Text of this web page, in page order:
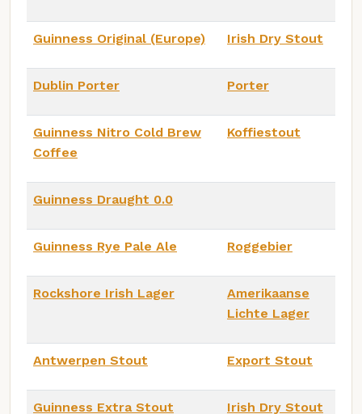
Guinness Original (Europe) Irish Dry Stout
Dublin Porter Porter
Guinness Nitro Cold Brew
Coffee
Koffiestout
Guinness Draught 0.0
Guinness Rye Pale Ale Roggebier
Rockshore Irish Lager
Amerikaanse
Lichte Lager
Antwerpen Stout Export Stout
Guinness Extra Stout Irish Dry Stout